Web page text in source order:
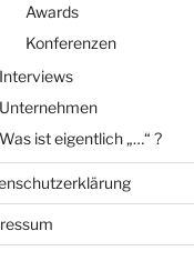
Awards
Konferenzen
Interviews
Unternehmen
Was ist eigentlich „…“ ?